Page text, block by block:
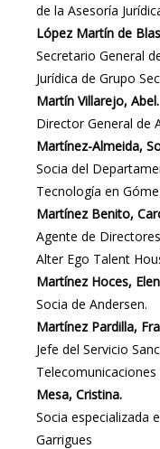
de la Asesoría
López Martín de
Secretario General
Jurídica de Grupo
Martín Villarejo, Abel.
Director General de
Martínez-Almeida,
Socia del
Tecnología en
Martínez Benito,
Agente de
Alter Ego Talent
Martínez Hoces,
Socia de Andersen.
Martínez Pardilla,
Jefe del Servicio
Mesa, Cristina.
Socia especializada
Garrigues